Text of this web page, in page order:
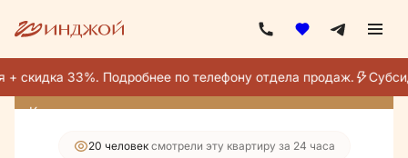
скидка 33%. Подробнее по телефону отдела продаж.
3-комнатная67.8 м
36 053 675 руб.
Ипотекаот 215 213 руб./мес.
Квартира месяца
20 человек смотрели эту квартиру за 24 часа